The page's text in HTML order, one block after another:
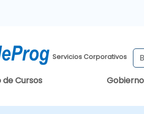
Servicios Corporativos
Cursos Gobierno